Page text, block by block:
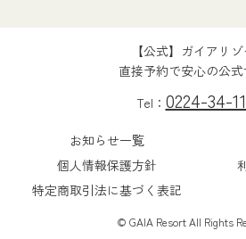
【公式】ガイアリ
直接予約で安心の公式
Tel： 0224-34-
お知らせ一覧
個人情報保護方針
特定商取引法に基づく表記
© GAIA Resort All Rights